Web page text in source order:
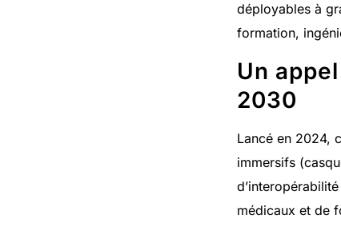
déployables à
formation,
Un
2030
Lancé en 2024,
immersifs
médicaux et de